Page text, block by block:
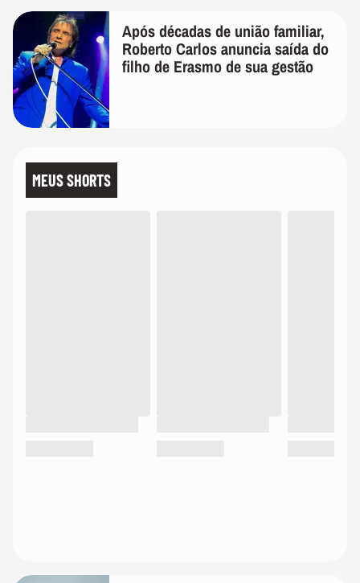
Após décadas de união familiar,
Roberto Carlos anuncia saída do
filho de Erasmo de sua gestão
MEUS SHORTS